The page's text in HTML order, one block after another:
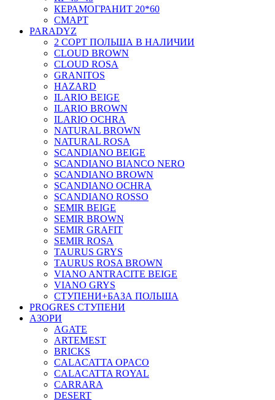
КЕРАМОГРАНИТ 20*60
СМАРТ
PARADYZ
2 СОРТ ПОЛЬША В НАЛИЧИИ
CLOUD BROWN
CLOUD ROSA
GRANITOS
HAZARD
ILARIO BEIGE
ILARIO BROWN
ILARIO OCHRA
NATURAL BROWN
NATURAL ROSA
SCANDIANO BEIGE
SCANDIANO BIANCO NERO
SCANDIANO BROWN
SCANDIANO OCHRA
SCANDIANO ROSSO
SEMIR BEIGE
SEMIR BROWN
SEMIR GRAFIT
SEMIR ROSA
TAURUS GRYS
TAURUS ROSA BROWN
VIANO ANTRACITE BEIGE
VIANO GRYS
СТУПЕНИ+БАЗА ПОЛЬША
PROGRES СТУПЕНИ
АЗОРИ
AGATE
ARTEMEST
BRICKS
CALACATTA OPACO
CALACATTA ROYAL
CARRARA
DESERT